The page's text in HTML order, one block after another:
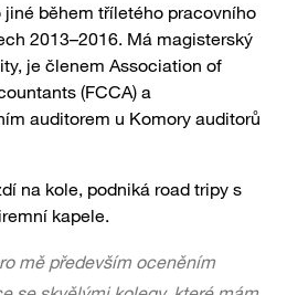
během tříletého pracovního
2013–2016. Má magisterský
je členem Association of
(FCCA) a
auditorem u Komory auditorů
na kole, podniká road tripy s
kapele.
mě především oceněním